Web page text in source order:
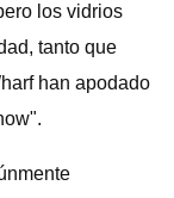
los vidrios
tanto que
han apodado